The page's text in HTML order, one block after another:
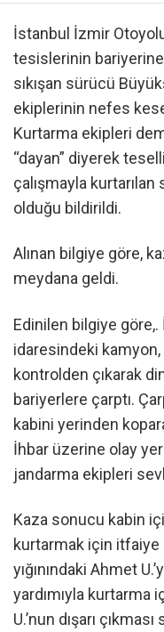
İstanbul İzmir
tesislerinin
sıkışan sürücü
ekiplerinin nefes
Kurtarma ekipleri
“dayan” diyerek
çalışmayla kurtarılan
olduğu bildirildi.
Alınan bilgiye göre,
meydana geldi.
Edinilen bilgiye
idaresindeki
kontrolden çıkarak
bariyerlere çarptı.
kabini yerinden
İhbar üzerine olay
jandarma ekipleri
Kaza sonucu kabin
kurtarmak için itfaiye
yığınındaki Ahmet
yardımıyla kurtarma
U.’nun dışarı